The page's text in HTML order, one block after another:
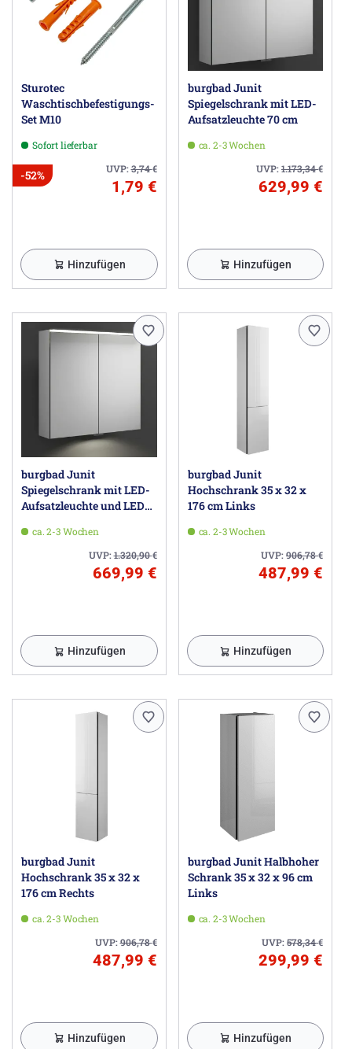
Sturotec
Waschtischbefestigungs-
Set M10
Sofort lieferbar
UVP:3,74€
-52%
1,79 €
Hinzufügen
burgbad Junit
Spiegelschrank mit LED-
Aufsatzleuchte 70 cm
ca. 2-3 Wochen
UVP:1.173,34€
629,99 €
Hinzufügen
burgbad Junit
Spiegelschrank mit LED-
Aufsatzleuchte und LED-
70 cm
ca. 2-3 Wochen
UVP:1.320,90€
669,99 €
Hinzufügen
burgbad Junit
Hochschrank 35 x 32 x
176 cm Links
ca. 2-3 Wochen
UVP:906,78€
487,99 €
Hinzufügen
burgbad Junit
Hochschrank 35 x 32 x
176 cm Rechts
ca. 2-3 Wochen
UVP:906,78€
487,99 €
Hinzufügen
burgbad Junit Halbhoher
Schrank 35 x 32 x 96 cm
Links
ca. 2-3 Wochen
UVP:578,34€
299,99 €
Hinzufügen